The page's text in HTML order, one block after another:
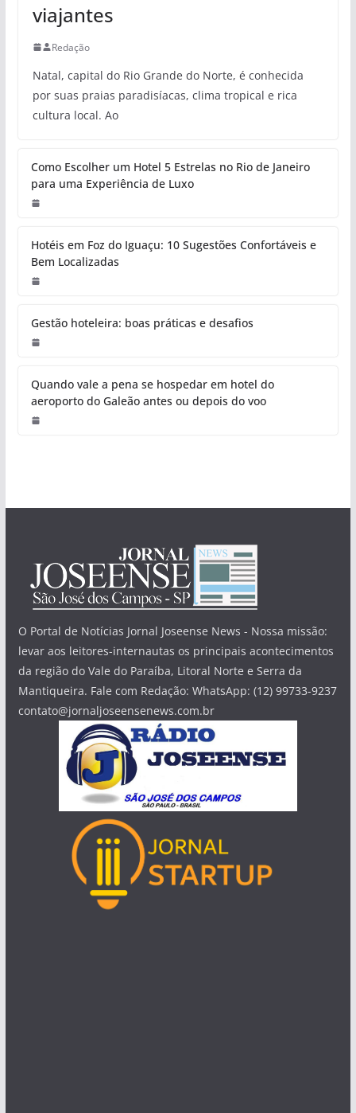
viajantes
Redação
Natal, capital do Rio Grande do Norte, é conhecida
por suas praias paradisíacas, clima tropical e rica
cultura local. Ao
Como Escolher um Hotel 5 Estrelas no Rio de Janeiro
para uma Experiência de Luxo
Hotéis em Foz do Iguaçu: 10 Sugestões Confortáveis e
Bem Localizadas
Gestão hoteleira: boas práticas e desafios
Quando vale a pena se hospedar em hotel do
aeroporto do Galeão antes ou depois do voo
O Portal de Notícias Jornal Joseense News - Nossa missão:
levar aos leitores-internautas os principais acontecimentos
da região do Vale do Paraíba, Litoral Norte e Serra da
Mantiqueira. Fale com Redação: WhatsApp: (12) 99733-9237
contato@jornaljoseensenews.com.br